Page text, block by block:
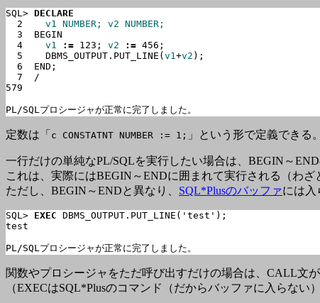
SQL> DECLARE
  2
v1 NUMBER; v2 NUMBER;
  3  BEGIN
  4
v1 := 123; v2 := 456;
  5    DBMS_OUTPUT.PUT_LINE(
v1 +v2 );
  6  END;
  7  /
579
PL/SQLプロシージャが正常に完了しました。
定数は「 c CONSTATNT NUMBER := 1; 」という形で定義できる。
一行だけの単純なPL/SQLを実行したい場合は、BEGIN～
これは、実際にはBEGIN～ENDに囲まれて実行される（わ
ただし、BEGIN～ENDと異なり、 SQL*Plusのバッファには入
SQL> EXEC DBMS_OUTPUT.PUT_LINE('test');
test
PL/SQLプロシージャが正常に完了しました。
関数やプロシージャをただ呼び出すだけの場合は、 CALL文
（EXECはSQL*Plusのコマンド（だからバッファに入らな